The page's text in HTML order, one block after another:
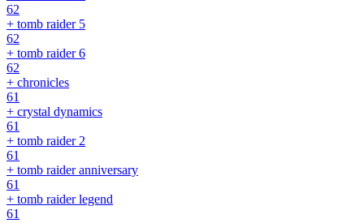
62
+ tomb raider 5
62
+ tomb raider 6
62
+ chronicles
61
+ crystal dynamics
61
+ tomb raider 2
61
+ tomb raider anniversary
61
+ tomb raider legend
61